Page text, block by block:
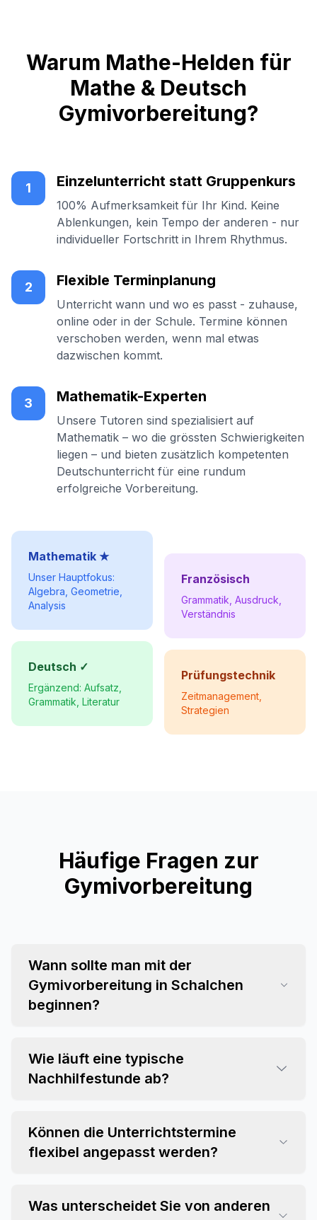
Warum Mathe-Helden für
Mathe & Deutsch
Gymivorbereitung?
1 Einzelunterricht statt Gruppenkurs
100% Aufmerksamkeit für Ihr Kind. Keine
Ablenkungen, kein Tempo der anderen - nur
individueller Fortschritt in Ihrem Rhythmus.
2 Flexible Terminplanung
Unterricht wann und wo es passt - zuhause,
online oder in der Schule. Termine können
verschoben werden, wenn mal etwas
dazwischen kommt.
3 Mathematik-Experten
Unsere Tutoren sind spezialisiert auf
Mathematik – wo die grössten Schwierigkeiten
liegen – und bieten zusätzlich kompetenten
Deutschunterricht für eine rundum
erfolgreiche Vorbereitung.
Mathematik ★
Unser Hauptfokus:
Algebra, Geometrie,
Analysis
Deutsch ✓
Ergänzend: Aufsatz,
Grammatik, Literatur
Französisch
Grammatik, Ausdruck,
Verständnis
Prüfungstechnik
Zeitmanagement,
Strategien
Häufige Fragen zur
Gymivorbereitung
Wann sollte man mit der
Gymivorbereitung in Schalchen
beginnen?
Wie läuft eine typische
Nachhilfestunde ab?
Können die Unterrichtstermine
flexibel angepasst werden?
Was unterscheidet Sie von anderen